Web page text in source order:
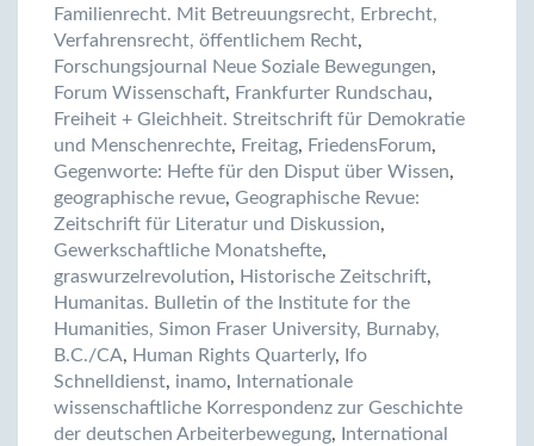
Familienrecht. Mit Betreuungsrecht, Erbrecht,
Verfahrensrecht, öffentlichem Recht,
Forschungsjournal Neue Soziale Bewegungen,
Forum Wissenschaft, Frankfurter Rundschau,
Freiheit + Gleichheit. Streitschrift für Demokratie
und Menschenrechte, Freitag, FriedensForum,
Gegenworte: Hefte für den Disput über Wissen,
geographische revue, Geographische Revue:
Zeitschrift für Literatur und Diskussion,
Gewerkschaftliche Monatshefte,
graswurzelrevolution, Historische Zeitschrift,
Humanitas. Bulletin of the Institute for the
Humanities, Simon Fraser University, Burnaby,
B.C./CA, Human Rights Quarterly, Ifo
Schnelldienst, inamo,
Internationale
wissenschaftliche Korrespondenz zur Geschichte
der deutschen Arbeiterbewegung,
International